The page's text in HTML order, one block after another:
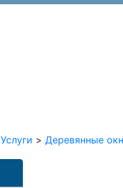
Услуги > Деревянные